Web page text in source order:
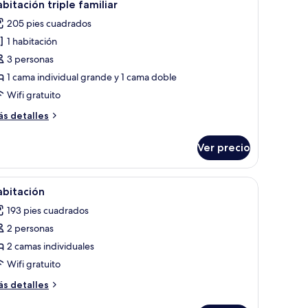
triple familiar
205 pies cuadrados
1 habitación
3 personas
1 cama individual grande y 1 cama doble
Wifi gratuito
detalles
Ver precio
en la pared.
y escritorio Edredón, caja de seguridad en la habitación
5
193 pies cuadrados
2 personas
2 camas individuales
Wifi gratuito
detalles